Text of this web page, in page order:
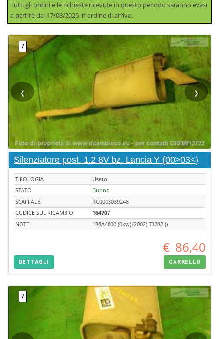
Tutti gli ordini e le richieste ricevute in questo periodo saranno evasi
a partire dal 17/08/2026 in ordine di arrivo.
‹ ›
Silenziatore post. 1.2 8V bz. Lancia Y (00>03<)
TIPOLOGIA
Usato
STATO
Buono
SCAFFALE
RC0003039248
CODICE SUL RICAMBIO
164707
NOTE
188A4000 (0kw) (2002) T3282 ()
€ 86,40
DETTAGLI CARRELLO